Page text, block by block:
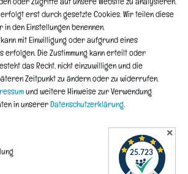
Informationen
zur Entsorgung von Altbaterien
*Teil-Widerruf
Widerrufs­recht
oder Zugriffe auf unsere Website zu analysieren.
erst durch gesetzte Cookies. Wir teilen diese
in den Einstellungen benennen.
mit Einwilligung oder aufgrund eines
erfolgen. Die Zustimmung kann erteilt oder
das Recht, nicht einzuwilligen und die
Zeitpunkt zu ändern oder zu widerrufen.
und weitere Hinweise zur Verwendung
in unserer Daten­schutz­erklärung.
✕